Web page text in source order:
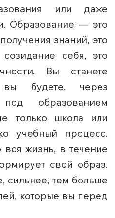
или даже
Образование — это
знаний, это
себя, это
Вы станете
будете, через
образованием
только школа или
учебный процесс.
жизнь, в течение
свой образ.
сильнее, тем больше
которые вы перед